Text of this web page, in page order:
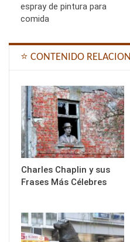
espray de pintura para
comida
⭐ CONTENIDO
Charles Chaplin y sus
Frases Más Célebres